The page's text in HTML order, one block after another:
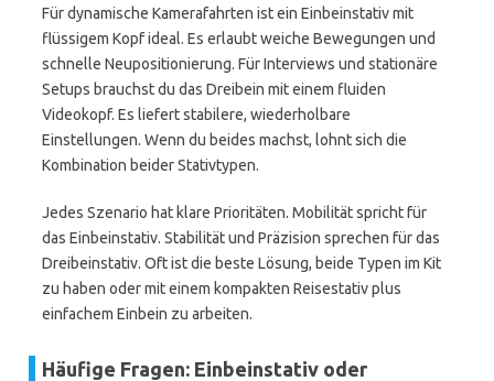
Für dynamische Kamerafahrten ist ein Einbeinstativ mit
flüssigem Kopf ideal. Es erlaubt weiche Bewegungen und
schnelle Neupositionierung. Für Interviews und stationäre
Setups brauchst du das Dreibein mit einem fluiden
Videokopf. Es liefert stabilere, wiederholbare
Einstellungen. Wenn du beides machst, lohnt sich die
Kombination beider Stativtypen.
Jedes Szenario hat klare Prioritäten. Mobilität spricht für
das Einbeinstativ. Stabilität und Präzision sprechen für das
Dreibeinstativ. Oft ist die beste Lösung, beide Typen im Kit
zu haben oder mit einem kompakten Reisestativ plus
einfachem Einbein zu arbeiten.
Häufige Fragen: Einbeinstativ oder